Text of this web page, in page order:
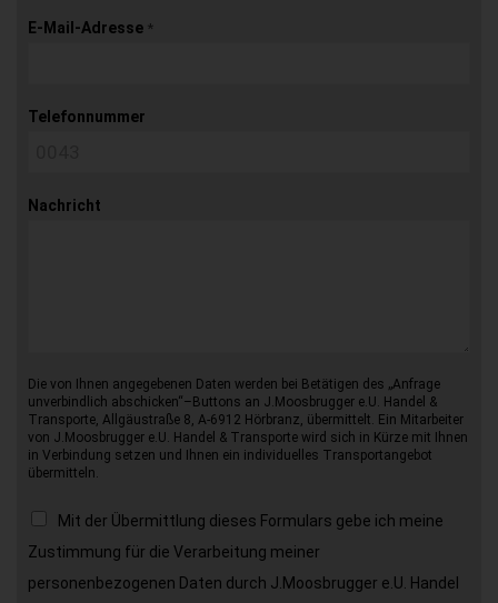
E-Mail-Adresse *
Telefonnummer
Nachricht
Die von Ihnen angegebenen Daten werden bei Betätigen des „Anfrage
unverbindlich abschicken“–Buttons an J.Moosbrugger e.U. Handel &
Transporte, Allgäustraße 8, A-6912 Hörbranz, übermittelt. Ein Mitarbeiter
von J.Moosbrugger e.U. Handel & Transporte wird sich in Kürze mit Ihnen
in Verbindung setzen und Ihnen ein individuelles Transportangebot
übermitteln.
Mit der Übermittlung dieses Formulars gebe ich meine
Zustimmung für die Verarbeitung meiner
personenbezogenen Daten durch J.Moosbrugger e.U. Handel